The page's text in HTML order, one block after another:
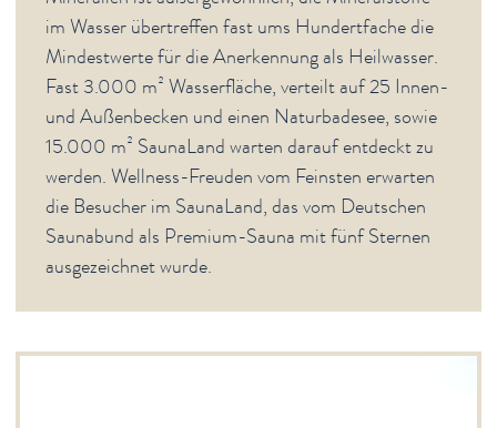
im Wasser übertreffen fast ums Hundertfache die
Mindestwerte für die Anerkennung als Heilwasser.
Fast 3.000 m² Wasserfläche, verteilt auf 25 Innen-
und Außenbecken und einen Naturbadesee, sowie
15.000 m² SaunaLand warten darauf entdeckt zu
werden. Wellness-Freuden vom Feinsten erwarten
die Besucher im SaunaLand, das vom Deutschen
Saunabund als Premium-Sauna mit fünf Sternen
ausgezeichnet wurde.